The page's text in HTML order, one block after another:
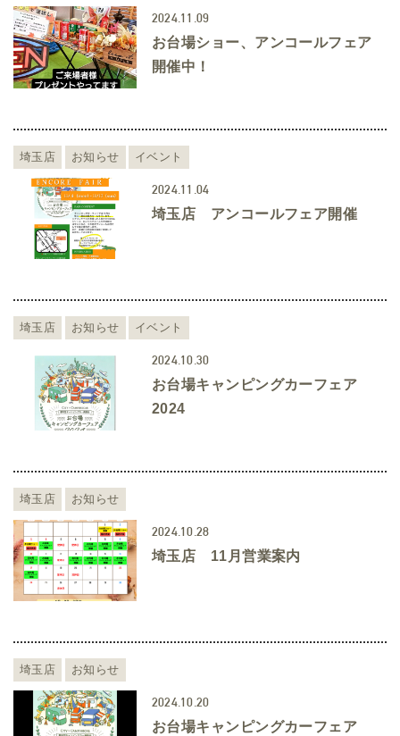
2024.11.09
お台場ショー、アンコールフェア
開催中！
埼玉店 お知らせ イベント
2024.11.04
埼玉店 アンコールフェア開催
埼玉店 お知らせ イベント
2024.10.30
お台場キャンピングカーフェア
2024
埼玉店 お知らせ
2024.10.28
埼玉店 11月営業案内
埼玉店 お知らせ
2024.10.20
お台場キャンピングカーフェア